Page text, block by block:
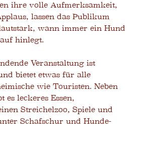
ihre volle Aufmerksamkeit,
lassen das Publikum
wann immer ein Hund
hinlegt.
Veranstaltung ist
bietet etwas für alle
wie Touristen. Neben
es leckeres Essen,
Streichelzoo, Spiele und
Schafschur und Hunde-